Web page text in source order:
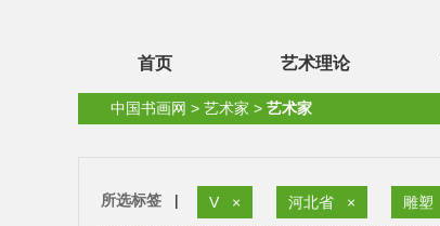
首页 艺术理论
中国书画网 > 艺术家 > 艺术家
所选标签 | V × 河北省 × 雕塑